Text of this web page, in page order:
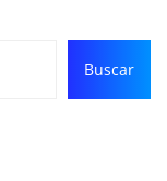
Buscar